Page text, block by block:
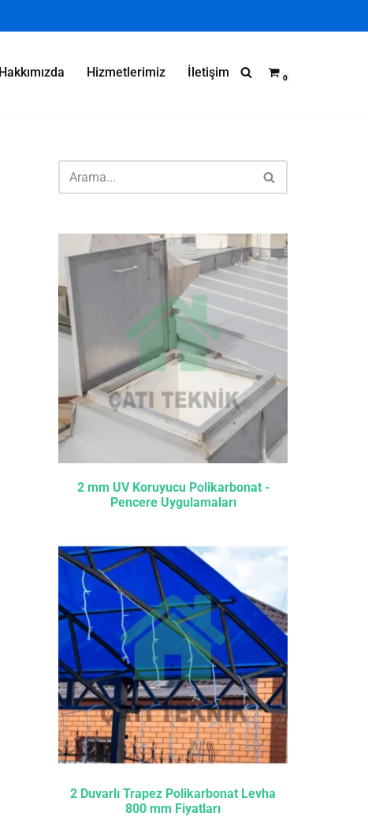
Hakkımızda Hizmetlerimiz İletişim 0
2 mm UV Koruyucu Polikarbonat -
Pencere Uygulamaları
2 Duvarlı Trapez Polikarbonat Levha
800 mm Fiyatları